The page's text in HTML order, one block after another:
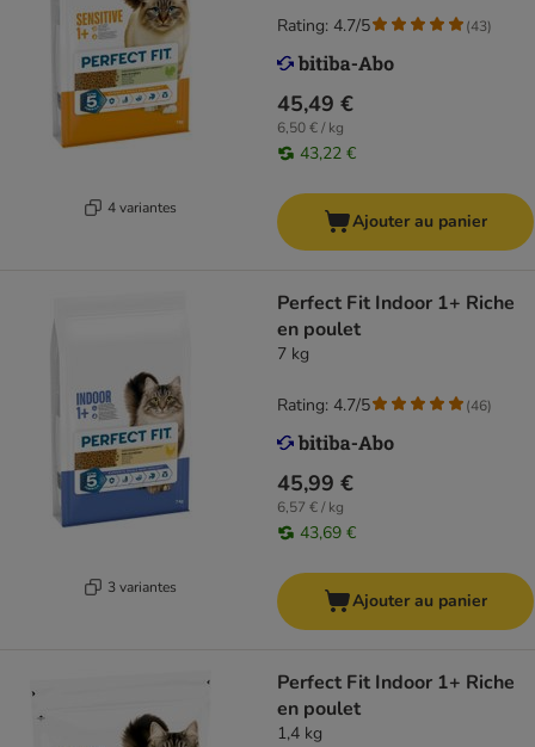
4 variantes
45,49 €
6,50 € / kg
43,22 €
Rating: 4.7/5 (43)
Ajouter au panier
3 variantes
Perfect Fit Indoor 1+ Riche
en poulet
7 kg
45,99 €
6,57 € / kg
43,69 €
Rating: 4.7/5 (46)
Ajouter au panier
Perfect Fit Indoor 1+ Riche
en poulet
1,4 kg